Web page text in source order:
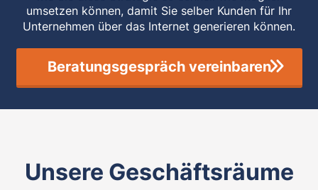
umsetzen können, damit Sie selber Kunden für Ihr
Unternehmen über das Internet generieren können.
Beratungsgespräch vereinbaren
Unsere Geschäftsräume